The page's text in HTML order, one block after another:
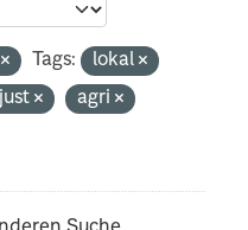
Tags:
lokal
just agri